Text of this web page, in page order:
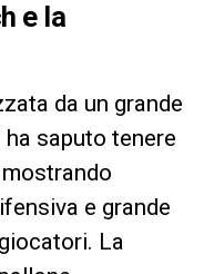
e la
da un grande
ha saputo tenere
e grande
La